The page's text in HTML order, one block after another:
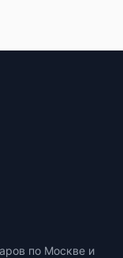
по Москве и